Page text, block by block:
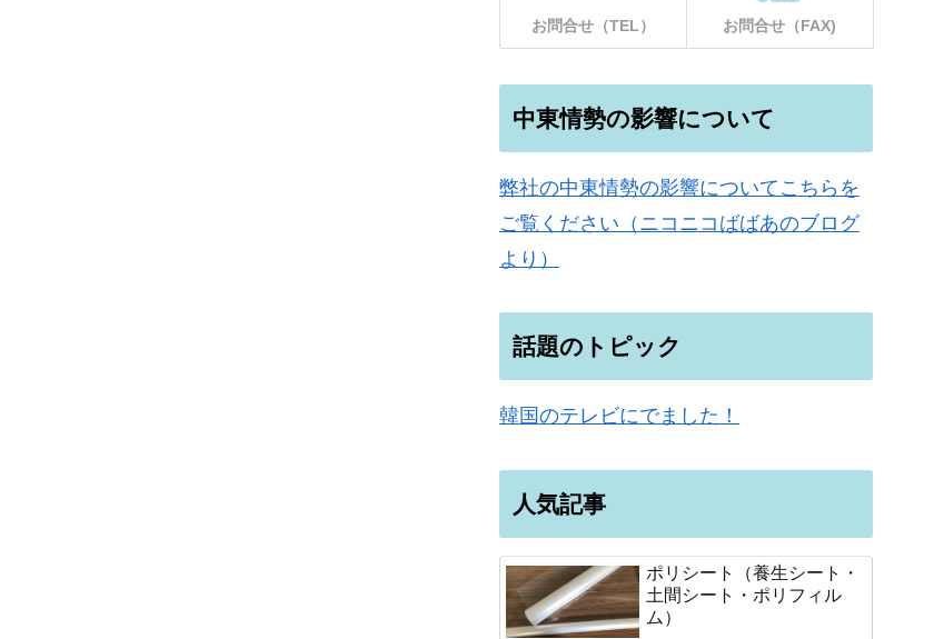
お問合せ（TEL） お問合せ（FAX)
中東情勢の影響について
弊社の中東情勢の影響についてこちらを
ご覧ください（ニコニコばばあのブログ
より）
話題のトピック
韓国のテレビにでました！
人気記事
ポリシート（養生シート・
土間シート・ポリフィル
ム）